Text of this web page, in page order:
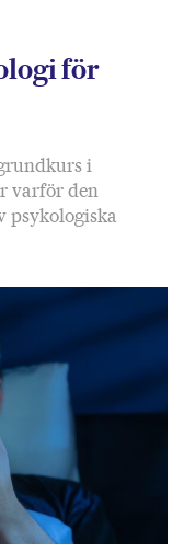
för
i
varför den
psykologiska